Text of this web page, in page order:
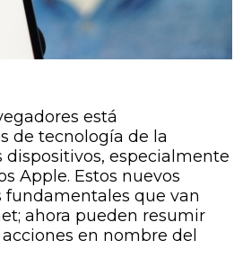
está
de tecnología de la
especialmente
Apple. Estos nuevos
que van
ahora pueden resumir
en nombre del